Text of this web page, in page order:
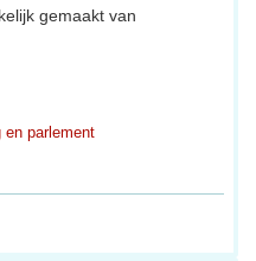
gemaakt van
en parlement